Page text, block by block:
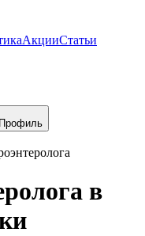
АкцииСтатьи
Профиль
в